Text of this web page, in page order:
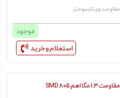
مقاومت و پتانسومتر
موجود
استعلام و خرید
مقاومت 1.3 مگا اهم SMD 805